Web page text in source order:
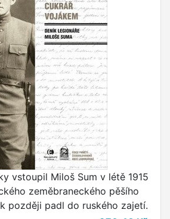
vstoupil Miloš Sum v létě 1915
zeměbraneckého pěšího
později padl do ruského zajetí.